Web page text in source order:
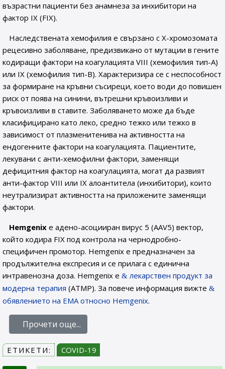
възрастни пациенти без анамнеза за инхибитори на
фактор IX (FIX).
Наследствената хемофилия е свързано с Х-хромозомата
рецесивно заболяване, предизвикано от мутации в гените
кодиращи фактори на коагулацията VIII (хемофилия тип-А)
или IX (хемофилия тип-В). Характеризира се с неспособност
за формиране на кръвни съсиреци, което води до повишен
риск от поява на синини, вътрешни кръвоизливи и
кръвоизливи в ставите. Заболяването може да бъде
класифицирано като леко, средно тежко или тежко в
зависимост от плазменитенива на активността на
ендогенните фактори на коагулацията. Пациентите,
лекувани с анти-хемофилни фактори, заменящи
дефицитния фактор на коагулацията, могат да развият
анти-фактор VIII или IX алоантитела (инхибитори), които
неутрализират активността на приложените заменящи
фактори.
Hemgenix е адено-асоцииран вирус 5 (AAV5) вектор,
който кодира FIX под контрола на чернодробно-
специфичен промотор. Hemgenix е предназначен за
продължителна експресия и се прилага с единична
интравенозна доза. Hemgenix e
лекарствен продукт за
модерна терапия (ATMP). За повече информация вижте
обявлението на EMA относно Hemgenix.
Прочети още...
ЕТИКЕТИ: COVID-19